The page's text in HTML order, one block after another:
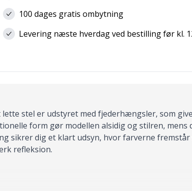
100 dages gratis ombytning
Levering næste hverdag ved bestilling før kl.
stel er udstyret med fjederhængsler, som
form gør modellen alsidig og stilren, mens
sikrer dig et klart udsyn, hvor farverne
refleksion.